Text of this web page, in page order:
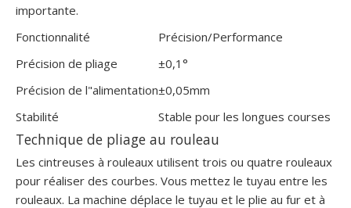
importante.
Fonctionnalité
Précision/Performance
Précision de pliage
±0,1°
Précision de l"alimentation±0,05mm
Stabilité
Stable pour les longues courses
Technique de pliage au rouleau
Les cintreuses à rouleaux utilisent trois ou quatre rouleaux
pour réaliser des courbes. Vous mettez le tuyau entre les
rouleaux. La machine déplace le tuyau et le plie au fur et à